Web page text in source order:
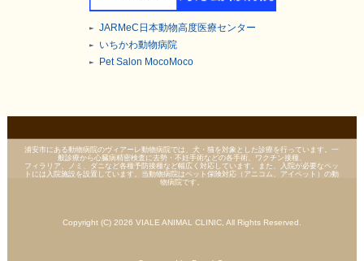
JARMeC日本動物高度医療センター
いちかわ動物病院
Pet Salon MocoMoco
浦安市にある動物病院のヴィアーレ動物病院では、犬・猫を対象とした診療を行っています。一
般診療から心臓病精密検査に去勢・不妊手術などの各手術、ワクチン接種、
フィラリア、ノミ、ダニなど各種予防接種など幅広く対応しています。また、入院が必要なペッ
トには入院施設を設置しています。当動物病院はペット保険対応（アニコム、アイペット）の動
物病院です。
Copyright (C) 2026 VIALE ANIMAL CLINIC, All Rights Reserved.